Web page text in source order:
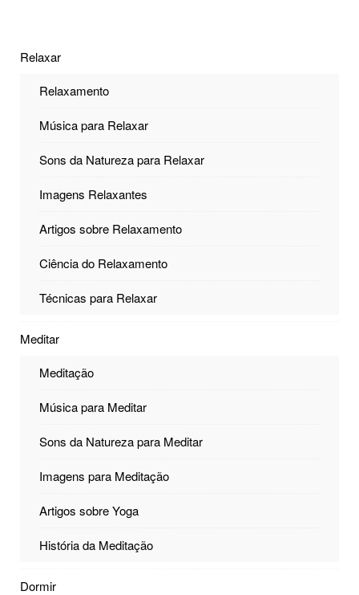
Relaxar
Relaxamento
Música para Relaxar
Sons da Natureza para Relaxar
Imagens Relaxantes
Artigos sobre Relaxamento
Ciência do Relaxamento
Técnicas para Relaxar
Meditar
Meditação
Música para Meditar
Sons da Natureza para Meditar
Imagens para Meditação
Artigos sobre Yoga
História da Meditação
Dormir